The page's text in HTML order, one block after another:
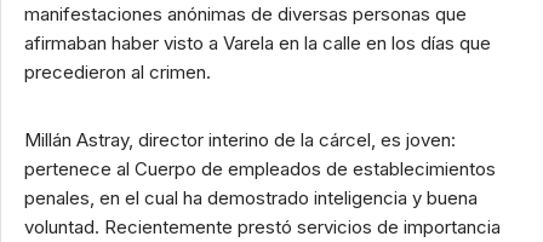
manifestaciones anónimas de diversas personas que
afirmaban haber visto a Varela en la calle en los días que
precedieron al crimen.
Millán Astray, director interino de la cárcel, es joven:
pertenece al Cuerpo de empleados de establecimientos
penales, en el cual ha demostrado inteligencia y buena
voluntad. Recientemente prestó servicios de importancia